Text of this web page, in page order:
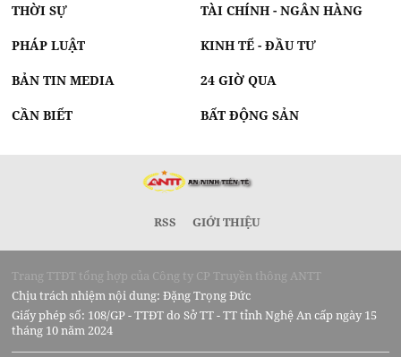
THỜI SỰ TÀI CHÍNH - NGÂN HÀNG
PHÁP LUẬT KINH TẾ - ĐẦU TƯ
BẢN TIN MEDIA 24 GIỜ QUA
CẦN BIẾT BẤT ĐỘNG SẢN
RSS GIỚI THIỆU
Trang TTĐT tổng hợp của Công ty CP Truyền thông ANTT
Chịu trách nhiệm nội dung: Đặng Trọng Đức
Giấy phép số: 108/GP - TTĐT do Sở TT - TT tỉnh Nghệ An cấp ngày 15
tháng 10 năm 2024